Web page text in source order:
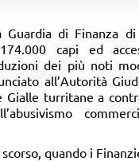
di Finanza di
capi ed
dei più noti
all’Autorità
Gialle turritane a
quando i